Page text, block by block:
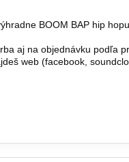
BOOM BAP hip
aj na objednávku podľa
web (facebook,